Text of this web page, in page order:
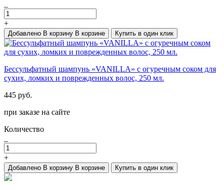
+
Добавлено В корзину В корзине Купить в один клик
Бессульфатный шампунь «VANILLA» с огуречным соком для
сухих, ломких и поврежденных волос, 250 мл.
445 руб.
при заказе на сайте
Количество
+
Добавлено В корзину В корзине Купить в один клик